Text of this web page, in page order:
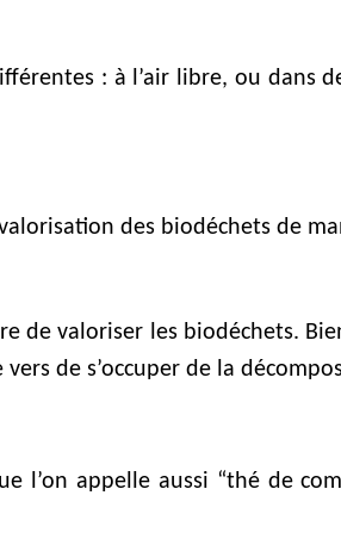
: à l’air libre, ou dans
des biodéchets de
de valoriser les biodéchets.
de s’occuper de la
l’on appelle aussi “thé de